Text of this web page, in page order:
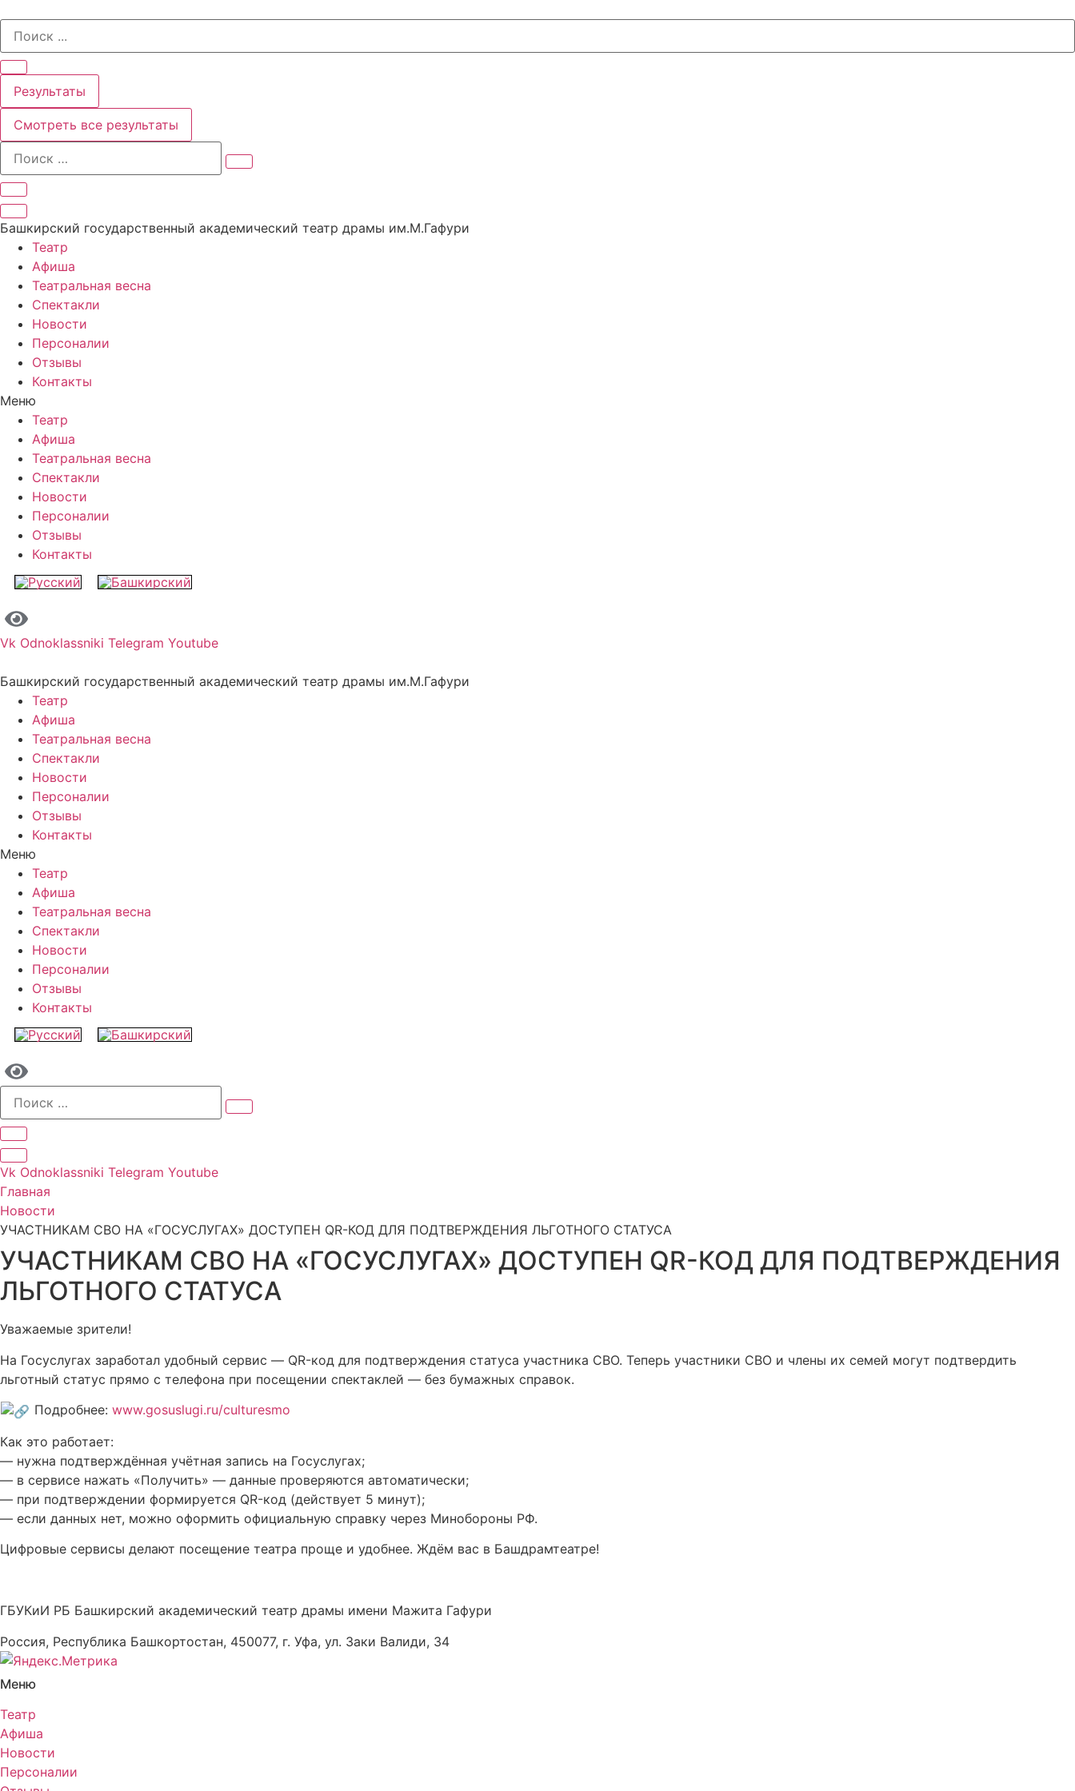
содержимому
Search
Результаты
Смотреть все результаты
Башкирский государственный академический театр драмы им.М.Гафури
Театр
Афиша
Театральная весна
Спектакли
Новости
Персоналии
Отзывы
Контакты
Меню
Театр
Афиша
Театральная весна
Спектакли
Новости
Персоналии
Отзывы
Контакты
Vk Odnoklassniki Telegram Youtube
Башкирский государственный академический театр драмы им.М.Гафури
Театр
Афиша
Театральная весна
Спектакли
Новости
Персоналии
Отзывы
Контакты
Меню
Театр
Афиша
Театральная весна
Спектакли
Новости
Персоналии
Отзывы
Контакты
Vk Odnoklassniki Telegram Youtube
Главная
Новости
УЧАСТНИКАМ СВО НА «ГОСУСЛУГАХ» ДОСТУПЕН QR-КОД ДЛЯ ПОДТВЕРЖДЕНИЯ ЛЬГОТНОГО СТАТУСА
УЧАСТНИКАМ СВО НА «ГОСУСЛУГАХ» ДОСТУПЕН QR-КОД ДЛЯ ПОДТВЕРЖДЕНИЯ
ЛЬГОТНОГО СТАТУСА
Уважаемые зрители!
На Госуслугах заработал удобный сервис — QR-код для подтверждения статуса участника СВО. Теперь участники СВО и члены их семей могут подтвердить
льготный статус прямо с телефона при посещении спектаклей — без бумажных справок.
Подробнее:www.gosuslugi.ru/culturesmo
Как это работает:
— нужна подтверждённая учётная запись на Госуслугах;
— в сервисе нажать «Получить» — данные проверяются автоматически;
— при подтверждении формируется QR-код (действует 5 минут);
— если данных нет, можно оформить официальную справку через Минобороны РФ.
Цифровые сервисы делают посещение театра проще и удобнее. Ждём вас в Башдрамтеатре!
ГБУКиИ РБ Башкирский академический театр драмы имени Мажита Гафури
Россия, Республика Башкортостан, 450077, г. Уфа, ул. Заки Валиди, 34
Меню
Театр
Афиша
Новости
Персоналии